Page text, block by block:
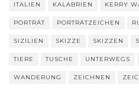
ITALIEN KALABRIEN KERRY
PORTRÄT PORTRÄTZEICHEN
SIZILIEN SKIZZE SKIZZEN
TIERE TUSCHE UNTERWEGS
WANDERUNG ZEICHNEN